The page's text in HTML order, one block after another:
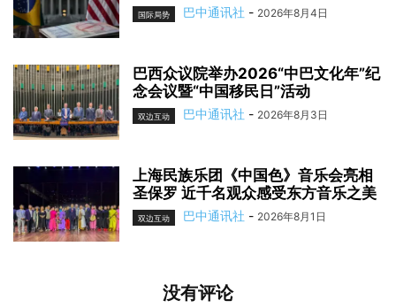
国际局势 巴中通讯社 - 2026年8月4日
巴西众议院举办2026“中巴文化年”纪
念会议暨“中国移民日”活动
双边互动 巴中通讯社 - 2026年8月3日
上海民族乐团《中国色》音乐会亮相
圣保罗 近千名观众感受东方音乐之美
双边互动 巴中通讯社 - 2026年8月1日
没有评论